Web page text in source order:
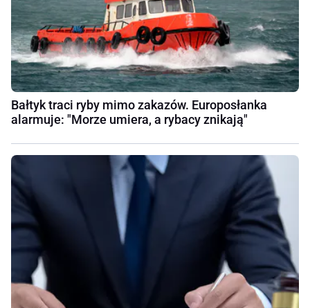
Bałtyk traci ryby mimo zakazów. Europosłanka
alarmuje: "Morze umiera, a rybacy znikają"